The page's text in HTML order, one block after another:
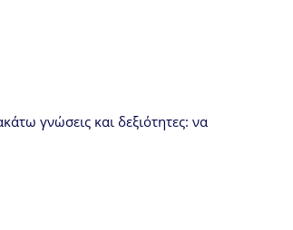
γνώσεις και δεξιότητες: να